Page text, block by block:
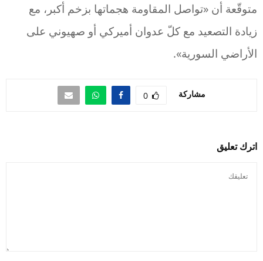
متوقّعة أن «تواصل المقاومة هجماتها بزخم أكبر، مع
زيادة التصعيد مع كلّ عدوان أميركي أو صهيوني على
الأراضي السورية».
مشاركة 0
اترك تعليق